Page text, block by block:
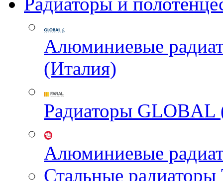
Алюминиевые
(Италия)
Радиаторы GLOBAL
Алюминиевые
Стальные